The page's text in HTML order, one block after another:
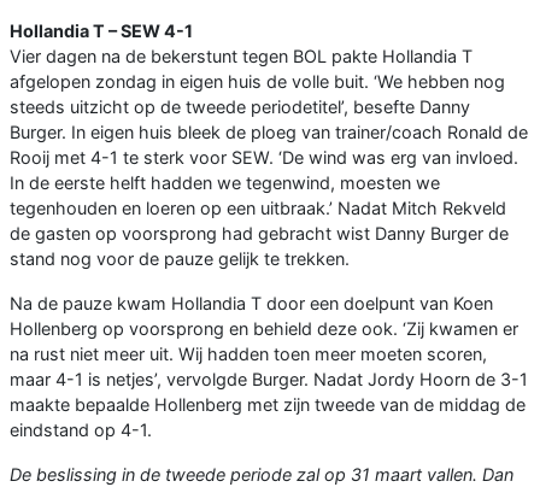
Hollandia T – SEW 4-1
Vier dagen na de bekerstunt tegen BOL pakte Hollandia T
afgelopen zondag in eigen huis de volle buit. ‘We hebben nog
steeds uitzicht op de tweede periodetitel’, besefte Danny
Burger. In eigen huis bleek de ploeg van trainer/coach Ronald de
Rooij met 4-1 te sterk voor SEW. ‘De wind was erg van invloed.
In de eerste helft hadden we tegenwind, moesten we
tegenhouden en loeren op een uitbraak.’ Nadat Mitch Rekveld
de gasten op voorsprong had gebracht wist Danny Burger de
stand nog voor de pauze gelijk te trekken.
Na de pauze kwam Hollandia T door een doelpunt van Koen
Hollenberg op voorsprong en behield deze ook. ‘Zij kwamen er
na rust niet meer uit. Wij hadden toen meer moeten scoren,
maar 4-1 is netjes’, vervolgde Burger. Nadat Jordy Hoorn de 3-1
maakte bepaalde Hollenberg met zijn tweede van de middag de
eindstand op 4-1.
De beslissing in de tweede periode zal op 31 maart vallen. Dan